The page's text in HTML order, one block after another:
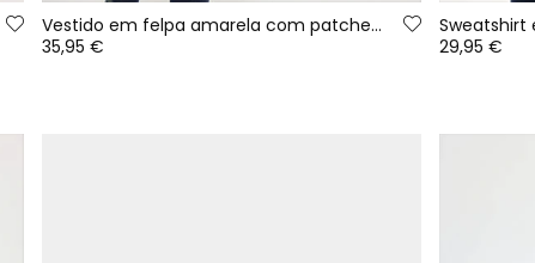
Vestido em felpa amarela com patches de emojis
35,95 €
29,95 €